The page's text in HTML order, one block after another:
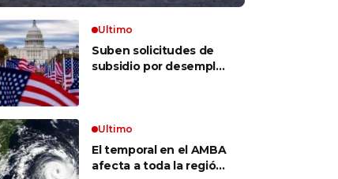
Ultimo
Suben solicitudes de
subsidio por desempleo
Ultimo
El temporal en el AMBA
afecta a toda la región: